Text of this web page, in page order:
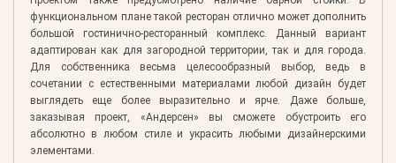
функциональном плане такой ресторан отлично может дополнить
большой гостинично-ресторанный комплекс. Данный вариант
адаптирован как для загородной территории, так и для города.
Для собственника весьма целесообразный выбор, ведь в
сочетании с естественными материалами любой дизайн будет
выглядеть еще более выразительно и ярче. Даже больше,
заказывая проект, «Андерсен» вы сможете обустроить его
абсолютно в любом стиле и украсить любыми дизайнерскими
элементами.